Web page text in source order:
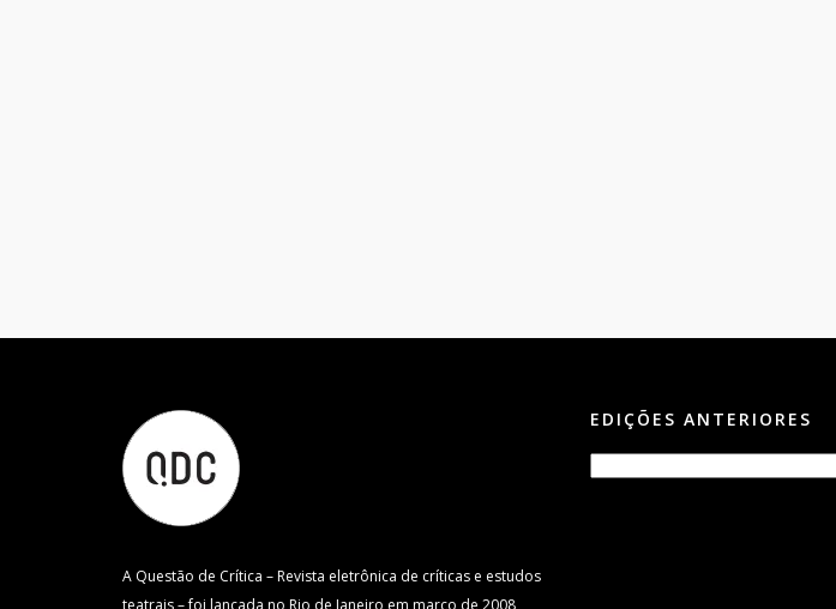
A Questão de Crítica – Revista eletrônica de críticas e estudos
teatrais – foi lançada no Rio de Janeiro em março de 2008
EDIÇÕES ANTERIORES